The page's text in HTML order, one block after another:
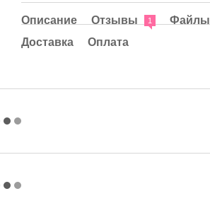
Описание Отзывы 1
Файлы
Доставка
Оплата